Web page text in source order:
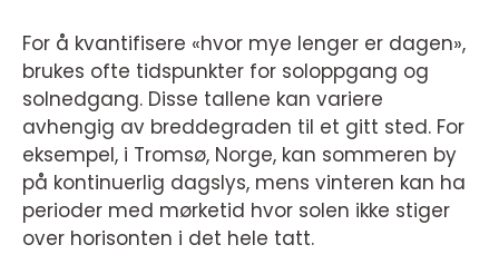
For å kvantifisere «hvor mye lenger er dagen»,
brukes ofte tidspunkter for soloppgang og
solnedgang. Disse tallene kan variere
avhengig av breddegraden til et gitt sted. For
eksempel, i Tromsø, Norge, kan sommeren by
på kontinuerlig dagslys, mens vinteren kan ha
perioder med mørketid hvor solen ikke stiger
over horisonten i det hele tatt.